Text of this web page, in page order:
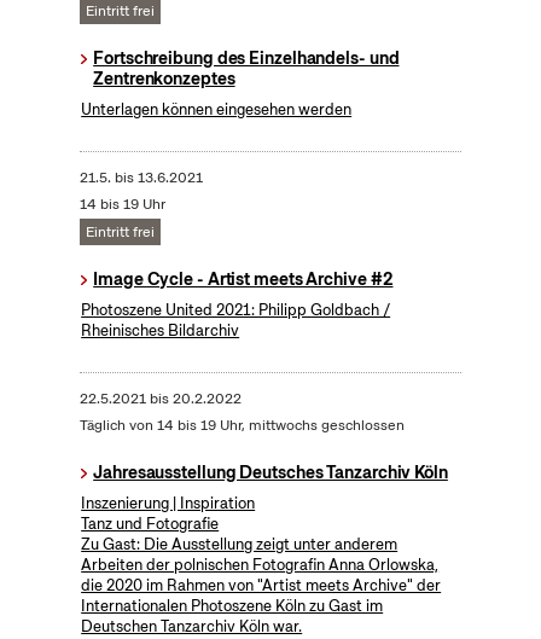
Eintritt frei
Fortschreibung des Einzelhandels- und
Zentrenkonzeptes
Unterlagen können eingesehen werden
21.5. bis13.6.2021
14 bis 19 Uhr
Eintritt frei
Image Cycle - Artist meets Archive #2
Photoszene United 2021: Philipp Goldbach /
Rheinisches Bildarchiv
22.5.2021bis20.2.2022
Täglich von 14 bis 19 Uhr, mittwochs geschlossen
Jahresausstellung Deutsches Tanzarchiv Köln
Inszenierung | Inspiration
Tanz und Fotografie
Zu Gast: Die Ausstellung zeigt unter anderem
Arbeiten der polnischen Fotografin Anna Orlowska,
die 2020 im Rahmen von "Artist meets Archive" der
Internationalen Photoszene Köln zu Gast im
Deutschen Tanzarchiv Köln war.